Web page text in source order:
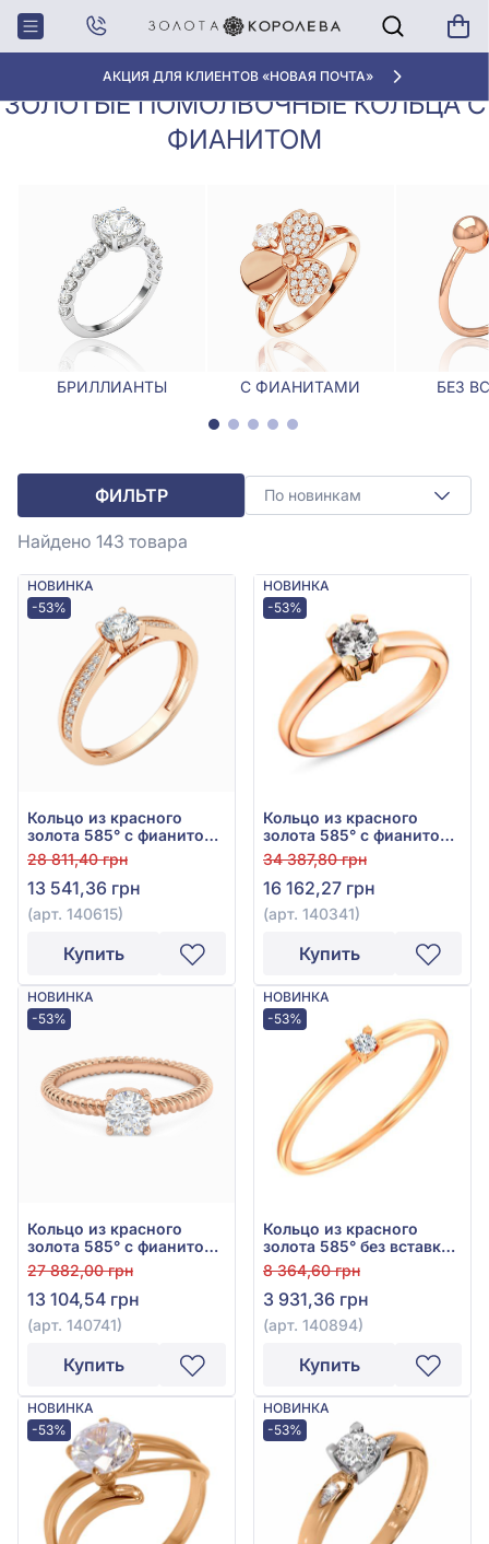
АКЦИЯ ДЛЯ КЛИЕНТОВ «НОВАЯ ПОЧТА»
Главная Кольца
Золотые помолвочные кольца с
фианитом
ЗОЛОТЫЕ ПОМОЛВОЧНЫЕ КОЛЬЦА С
ФИАНИТОМ
БРИЛЛИАНТЫ С ФИАНИТАМИ БЕЗ
ФИЛЬТР По новинкам
Найдено 143 товара
НОВИНКА
-53%
Кольцо из красного
золота 585° с фианитом,
арт. 140615
28 811,40 грн
13 541,36 грн
(арт. 140615)
Купить
НОВИНКА
-53%
Кольцо из красного
золота 585° с фианитом,
арт. 140341
34 387,80 грн
16 162,27 грн
(арт. 140341)
Купить
НОВИНКА
-53%
Кольцо из красного
золота 585° с фианитом,
арт. 140741
27 882,00 грн
13 104,54 грн
(арт. 140741)
Купить
НОВИНКА
-53%
Кольцо из красного
золота 585° без вставки,
арт. 140894
8 364,60 грн
3 931,36 грн
(арт. 140894)
Купить
НОВИНКА
-53%
НОВИНКА
-53%